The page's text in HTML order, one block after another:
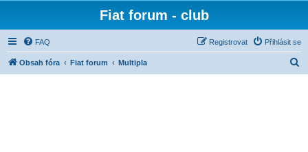
Fiat forum - club
FAQ Přihlásit se
Registrovat
Obsah fóra Fiat forum Multipla